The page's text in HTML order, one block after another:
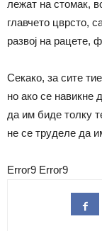
лежат на стомак,
главчето цврсто,
развој на
Секако, за сите
но ако се навикне
да им биде толку
не се труделе да
Error9 Error9